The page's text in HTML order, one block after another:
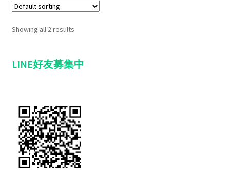
Showing all 2 results
LINE好友募集中